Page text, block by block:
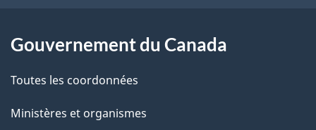
a
g
e
a
t
i
Gouvernement du Canada
Toutes les coordonnées
Ministères et organismes